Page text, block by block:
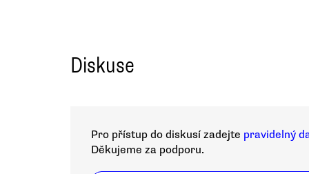
Diskuse
Pro přístup do diskusí zadejte pravidelný
Děkujeme za podporu.